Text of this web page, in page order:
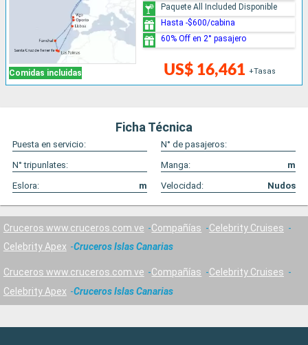
Comidas incluidas US$ 16,461 +Tasas
Paquete All Included Disponible
Hasta -$600/cabina
60% Off en 2° pasajero
Ficha Técnica
Puesta en servicio:
N° de pasajeros:
N° tripunlates:
Manga:
m
Eslora:
m Velocidad: Nudos
Cruceros www.cruceros.com.ve Compañías
Celebrity Cruises
Celebrity Apex
Cruceros Islas Canarias
Cruceros www.cruceros.com.ve Compañías
Celebrity Cruises
Celebrity Apex
Cruceros Islas Canarias